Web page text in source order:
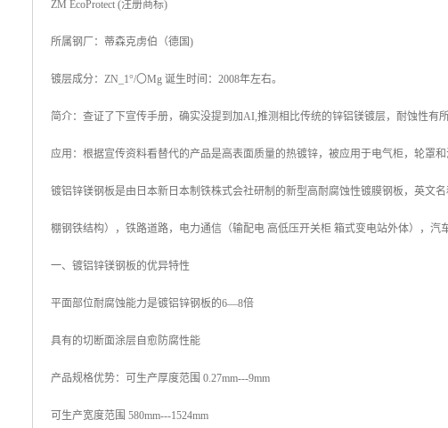
ZM EcoProtect (注册商标)
所属钢厂：蒂森克虏伯（德国)
镀层成分：ZN_1°/〇Mg 诞生时间：2008年左右。
简介：查证了下宣传手册，确实没提到加AI,推测相比传统的锌铝镁镀层，耐蚀性有
应用：根据宣传资料看替代的产品是高表面质量的热镀锌，被应用于电气柜，轮罩
镀铝锌镁钢板是由日本新日本制铁株式会社研制的新型高耐腐蚀性镀膜钢板，英文
棚钢铁结构），铁路道路，电力通信（输配电 高低压开关柜 箱式变电站外体），
一、镀铝锌镁钢板的优异特性
平面部位耐腐蚀能力是镀铝锌钢板的6—8倍
具有的切断面涂层自愈防腐性能
产品规格优势：可生产厚度范围 0.27mm---9mm
可生产宽度范围 580mm---1524mm